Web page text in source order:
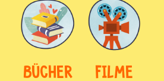
BÜCHER FILME